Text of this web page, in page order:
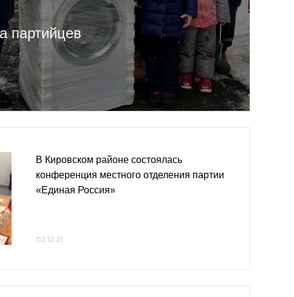
партийцев
В Кировском районе состоялась
конференция местного отделения партии
«Единая Россия»
02.12.21